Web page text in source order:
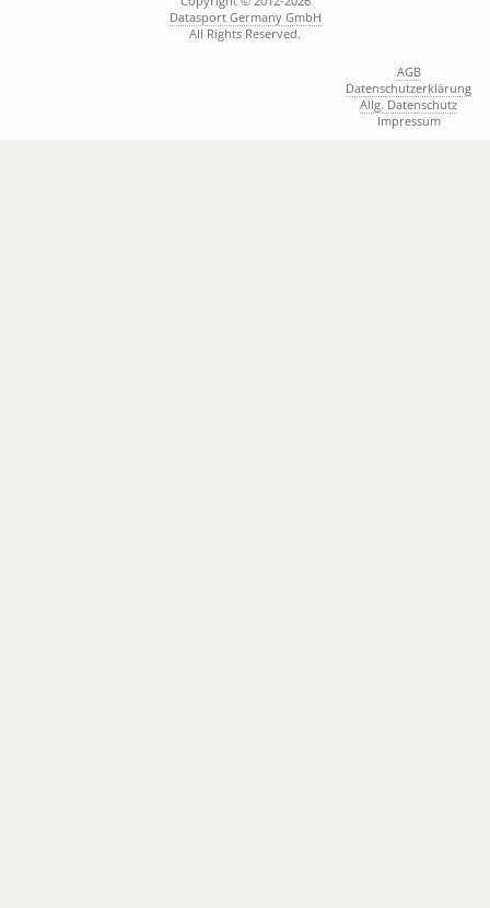
Datasport Germany GmbH
All Rights Reserved.
AGB
Datenschutzerklärung
Allg. Datenschutz
Impressum